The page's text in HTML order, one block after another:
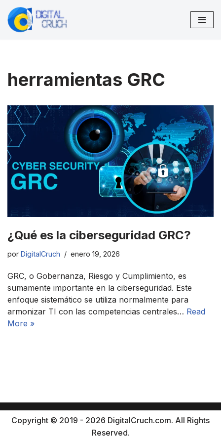
Saltar
herramientas GRC
¿Qué es la ciberseguridad GRC?
por DigitalCruch enero 19, 2026
GRC, o Gobernanza, Riesgo y Cumplimiento, es
sumamente importante en la ciberseguridad. Este
enfoque sistemático se utiliza normalmente para
armonizar TI con las competencias centrales… Read
More »
Copyright © 2019 - 2026 DigitalCruch.com. All Rights
Reserved.